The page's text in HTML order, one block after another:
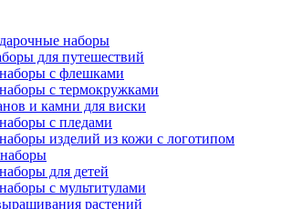
наборы
для путешествий
с флешками
с термокружками
и камни для виски
с пледами
изделий из кожи с логотипом
для детей
с мультитулами
растений